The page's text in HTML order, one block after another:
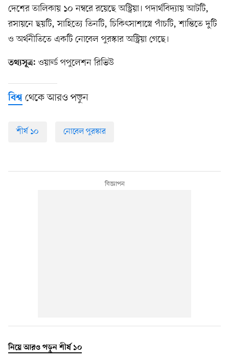
দেশের তালিকায় ১০ নম্বরে রয়েছে অস্ট্রিয়া। পদার্থবিদ্যায় আটটি,
রসায়নে ছয়টি, সাহিত্যে তিনটি, চিকিৎসাশাস্ত্রে পাঁচটি, শান্তিতে দুটি
ও অর্থনীতিতে একটি নোবেল পুরস্কার অস্ট্রিয়া গেছে।
তথ্যসূত্র: ওয়ার্ল্ড পপুলেশন রিভিউ
বিশ্ব থেকে আরও পড়ুন
শীর্ষ ১০ নোবেল পুরস্কার
নিয়ে আরও পড়ুন শীর্ষ ১০